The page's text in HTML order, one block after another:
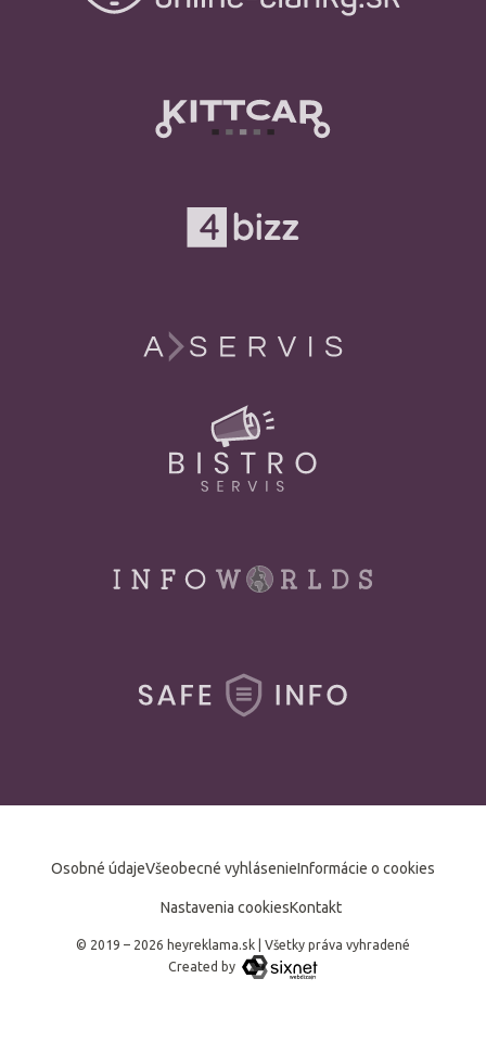
Osobné údajeVšeobecné vyhlásenieInformácie o cookies
Nastavenia cookiesKontakt
© 2019 – 2026 heyreklama.sk
Všetky práva vyhradené
Created by